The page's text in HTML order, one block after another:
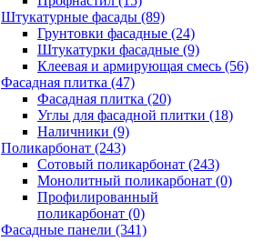
Штукатурные фасады (89)
Грунтовки фасадные (24)
Штукатурки фасадные (9)
Клеевая и армирующая смесь (56)
Фасадная плитка (47)
Фасадная плитка (20)
Углы для фасадной плитки (18)
Наличники (9)
Поликарбонат (243)
Сотовый поликарбонат (243)
Монолитный поликарбонат (0)
Профилированный
поликарбонат (0)
Фасадные панели (341)